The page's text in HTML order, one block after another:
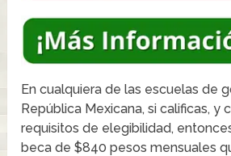
En cualquiera de las escuelas de
República Mexicana, si calificas, y
requisitos de elegibilidad,
beca de $840 pesos mensuales